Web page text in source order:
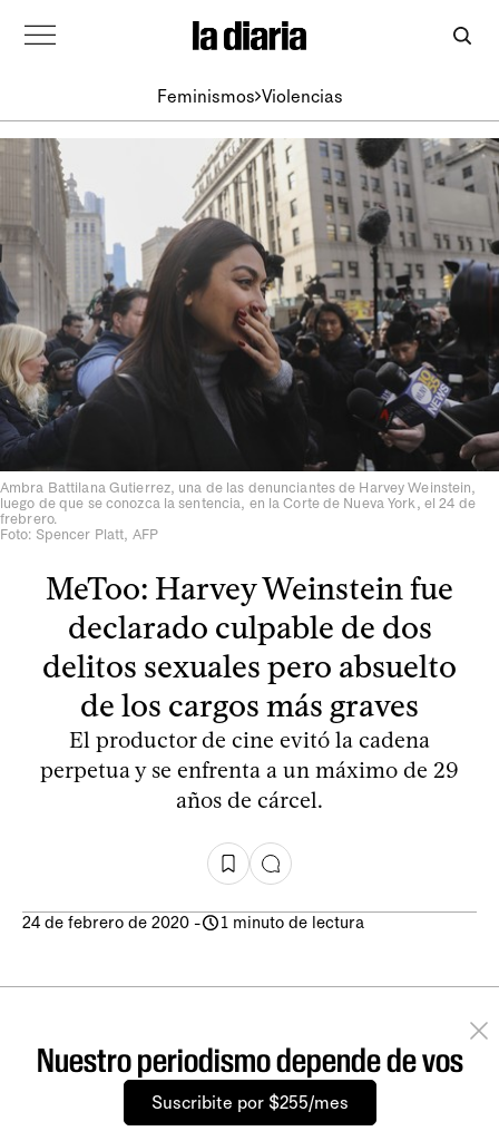
Feminismos Violencias
Ambra Battilana Gutierrez, una de las denunciantes de Harvey Weinstein,
luego de que se conozca la sentencia, en la Corte de Nueva York, el 24 de
frebrero.
Foto: Spencer Platt, AFP
MeToo: Harvey Weinstein fue
declarado culpable de dos
delitos sexuales pero absuelto
de los cargos más graves
El productor de cine evitó la cadena
perpetua y se enfrenta a un máximo de 29
años de cárcel.
24 de febrero de 2020 - 1 minuto de lectura
Nuestro periodismo depende de vos
Suscribite por $255/mes